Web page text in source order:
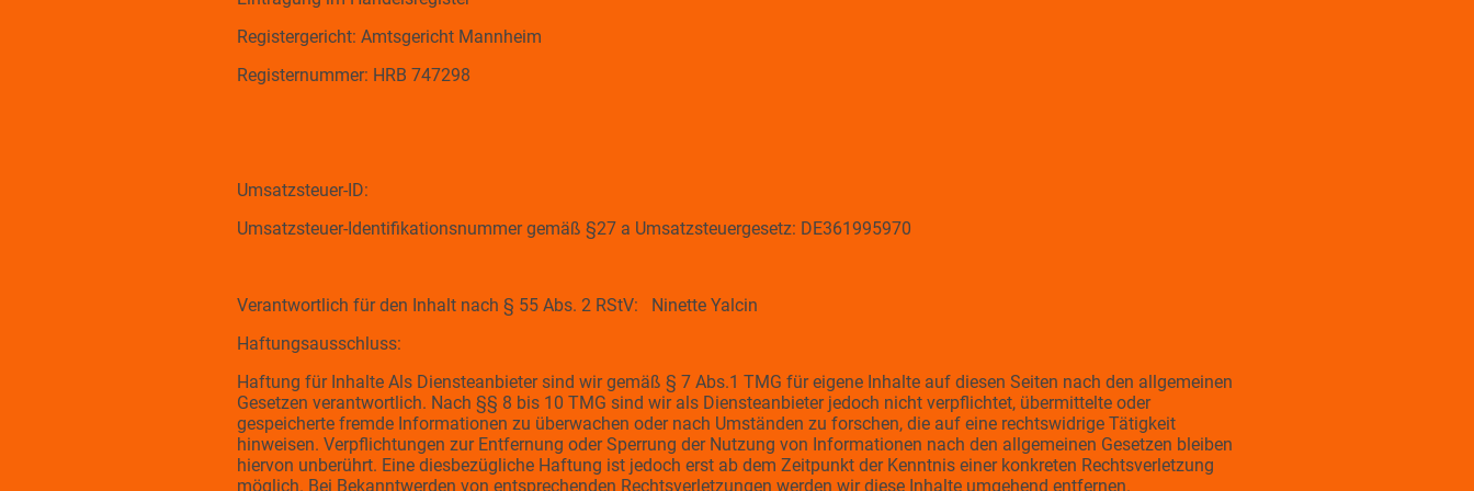
Registergericht: Amtsgericht Mannheim
Registernummer: HRB 747298
Umsatzsteuer-ID:
Umsatzsteuer-Identifikationsnummer gemäß §27 a Umsatzsteuergesetz: DE361995970
Verantwortlich für den Inhalt nach § 55 Abs. 2 RStV: Ninette Yalcin
Haftungsausschluss:
Haftung für Inhalte Als Diensteanbieter sind wir gemäß § 7 Abs.1 TMG für eigene Inhalte auf diesen Seiten nach den allgemeinen
Gesetzen verantwortlich. Nach §§ 8 bis 10 TMG sind wir als Diensteanbieter jedoch nicht verpflichtet, übermittelte oder
gespeicherte fremde Informationen zu überwachen oder nach Umständen zu forschen, die auf eine rechtswidrige Tätigkeit
hinweisen. Verpflichtungen zur Entfernung oder Sperrung der Nutzung von Informationen nach den allgemeinen Gesetzen bleiben
hiervon unberührt. Eine diesbezügliche Haftung ist jedoch erst ab dem Zeitpunkt der Kenntnis einer konkreten Rechtsverletzung
möglich. Bei Bekanntwerden von entsprechenden Rechtsverletzungen werden wir diese Inhalte umgehend entfernen.